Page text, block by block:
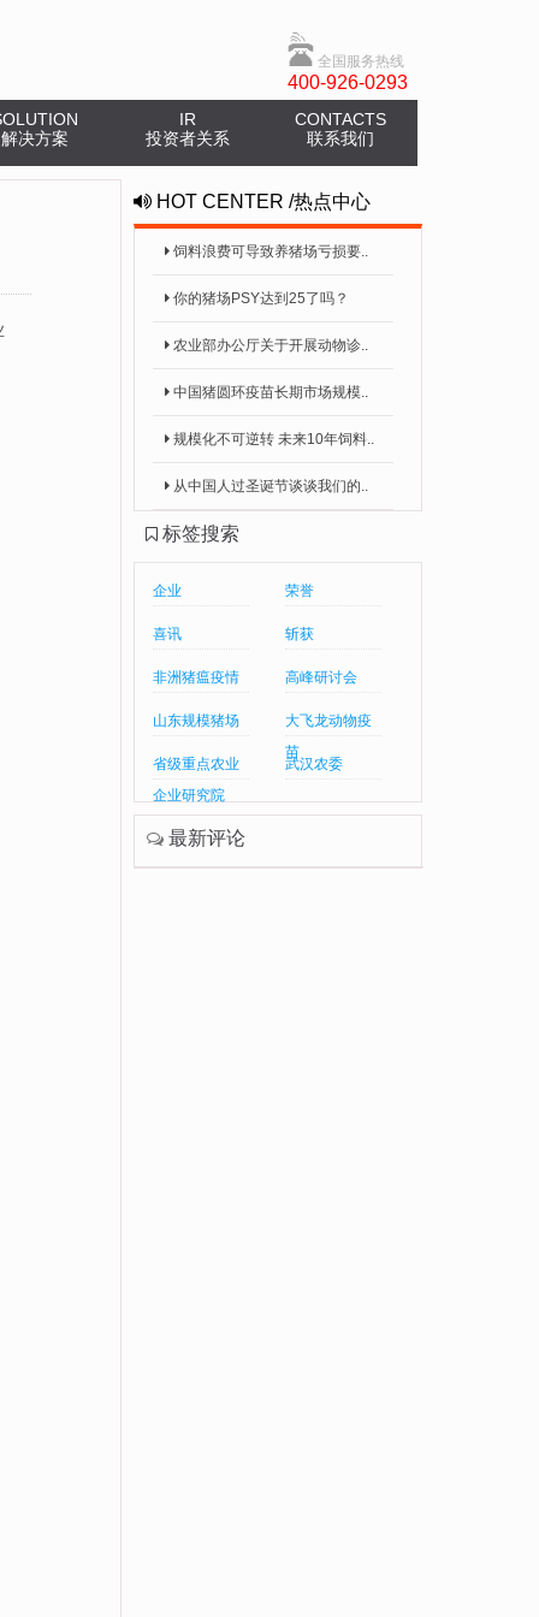
全国服务热线
400-926-0293
解决方案
IR
投资者关系
CONTACTS
联系我们
HOT CENTER /热点中心
饲料浪费可导致养猪场亏损要..
你的猪场PSY达到25了吗？
农业部办公厅关于开展动物诊..
中国猪圆环疫苗长期市场规模..
规模化不可逆转 未来10年饲料..
从中国人过圣诞节谈谈我们的..
标签搜索
企业 荣誉
喜讯 斩获
非洲猪瘟疫情 高峰研讨会
山东规模猪场
大飞龙动物疫
苗
省级重点农业
企业研究院
武汉农委
最新评论